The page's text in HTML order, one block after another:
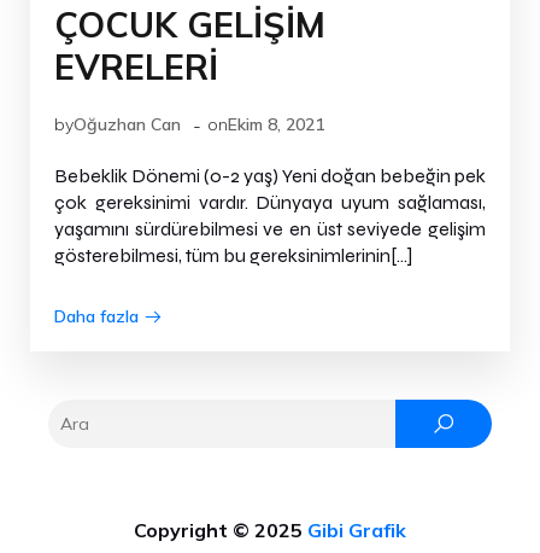
ÇOCUK GELİŞİM
EVRELERİ
byOğuzhan Can - onEkim 8, 2021
Bebeklik Dönemi (0-2 yaş) Yeni doğan bebeğin pek
çok gereksinimi vardır. Dünyaya uyum sağlaması,
yaşamını sürdürebilmesi ve en üst seviyede gelişim
gösterebilmesi, tüm bu gereksinimlerinin[…]
Daha fazla
Copyright © 2025 Gibi Grafik